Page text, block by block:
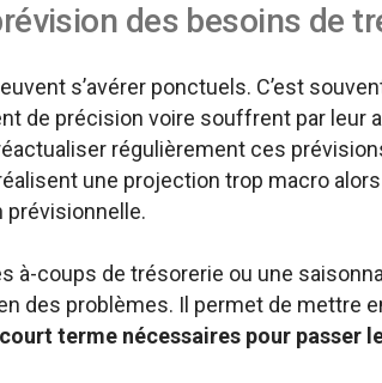
des besoins de
s’avérer ponctuels. C’est
de précision voire souffrent par leur
régulièrement ces
une projection trop macro
prévisionnelle.
à-coups de trésorerie ou une
des problèmes. Il permet de mettre
terme nécessaires pour passer